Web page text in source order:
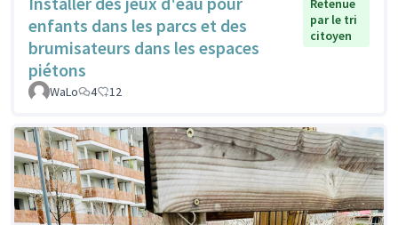
enfants dans les parcs et des
brumisateurs dans les espaces
piétons
Retenue
par le tri
citoyen
WaLo 4 12